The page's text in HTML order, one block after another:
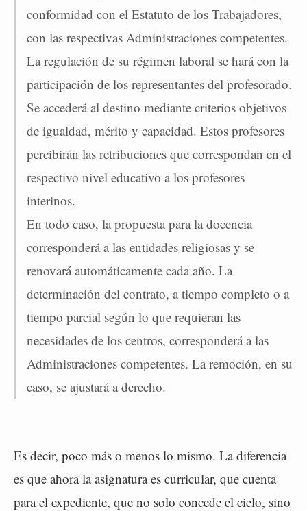
conformidad con el Estatuto de los Trabajadores,
con las respectivas Administraciones competentes.
La regulación de su régimen laboral se hará con la
participación de los representantes del profesorado.
Se accederá al destino mediante criterios objetivos
de igualdad, mérito y capacidad. Estos profesores
percibirán las retribuciones que correspondan en el
respectivo nivel educativo a los profesores
interinos.
En todo caso, la propuesta para la docencia
corresponderá a las entidades religiosas y se
renovará automáticamente cada año. La
determinación del contrato, a tiempo completo o a
tiempo parcial según lo que requieran las
necesidades de los centros, corresponderá a las
Administraciones competentes. La remoción, en su
caso, se ajustará a derecho.
Es decir, poco más o menos lo mismo. La diferencia
es que ahora la asignatura es curricular, que cuenta
para el expediente, que no solo concede el cielo, sino